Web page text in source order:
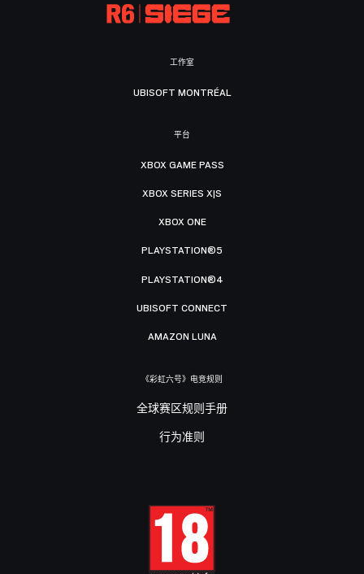
工作室
UBISOFT MONTRÉAL
平台
XBOX GAME PASS
XBOX SERIES X|S
XBOX ONE
PLAYSTATION®5
PLAYSTATION®4
UBISOFT CONNECT
AMAZON LUNA
《彩虹六号》电竞规则
全球赛区规则手册
行为准则